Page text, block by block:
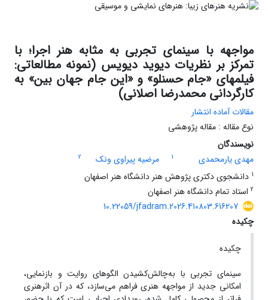
مواجهه با سینمای تجربی به مثابه هنر اجرا؛ با
تمرکز بر نظریات دیوید دیویس (نمونه مطالعاتی:
فیلمهای «جام حسنلو» و «این جام جهان بین» به
کارگردانی محمدرضا اصلانی)
مقالات آماده انتشار
نوع مقاله : مقاله پژوهشی
نویسندگان
مهدی یارمحمدی
1 مرضیه پیراوی ونک
2
1 دانشجوی دکتری پژوهش هنر دانشگاه هنر اصفهان
2 استاد تمام دانشگاه هنر اصفهان
10.22059/jfadram.2026.410803.616207
چکیده
چکیده
سینمای تجربی با به‌چالش‌کشیدن الگوهای روایت و بازنمایی،
امکانی جدید از مواجهه هنری فراهم می‌سازد، که در آن اثر‌هنری